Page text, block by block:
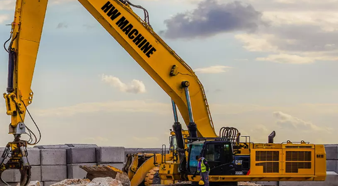
русский
español
português